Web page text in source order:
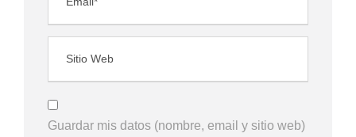
Guardar mis datos (nombre, email y sitio web)